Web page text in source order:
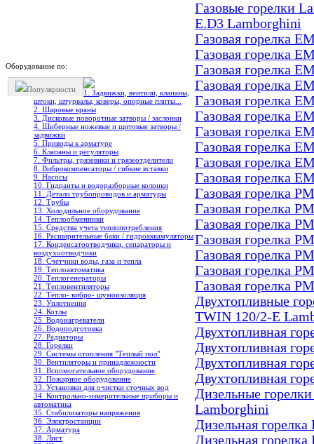
Оборудование по:
Популярности
1. Задвижки, вентили, клапаны,
штоки, штурвалы, коверы, опорные плиты...
2. Шаровые краны
3. Дисковые поворотные затворы / заслонки
4. Шиберные ножевые и щитовые затворы /
задвижки
5. Приводы к арматуре
6. Клапаны и регуляторы
7. Фильтры, грязевики и грязеотделители
8. Виброкомпенсаторы / гибкие вставки
9. Насосы
10. Гидранты и водоразборные колонки
11. Детали трубопроводов и арматуры
12. Трубы
13. Холодильное oборудование
14. Теплообменники
15. Средства учета теплопотребления
16. Расширительные баки / гидроаккамуляторы
17. Конденсатоотводчики, сепараторы и
воздухоотводчики
18. Счетчики воды, газа и тепла
19. Теплоавтоматика
20. Теплогенераторы
21. Тепловентиляторы
22. Тепло- вибро- шумоизоляция
23. Уплотнения
24. Котлы
25. Водонагреватели
26. Водоподготовка
27. Радиаторы
28. Горелки
29. Системы отопления "Теплый пол"
30. Вентиляторы и принадлежности
31. Вспомогательное оборудование
32. Пожарное оборудование
33. Установки для очистки сточных вод
34. Контрольно-измерительные приборы и
автоматика
35. Стабилизаторы напряжения
36. Электростанции
37. Арматура
38. Лист
Газовые горелки
E.D3 Lamborghini
Газовая горелка
Газовая горелка
Газовая горелка
Газовая горелка
Газовая горелка
Газовая горелка
Газовая горелка
Газовая горелка
Газовая горелка
Газовая горелка
Газовая горелка
Газовая горелка
Газовая горелка
Газовая горелка
Газовая горелка
Газовая горелка
Газовая горелка
Двухтопливные
TWIN 120/2-E
Двухтопливная
Двухтопливная
Двухтопливная
Двухтопливная
Дизельные
Lamborghini
Дизельная
Дизельная